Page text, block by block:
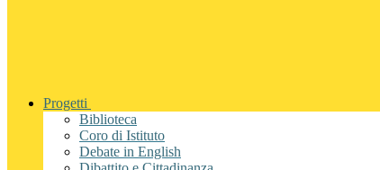
Progetti
Biblioteca
Coro di Istituto
Debate in English